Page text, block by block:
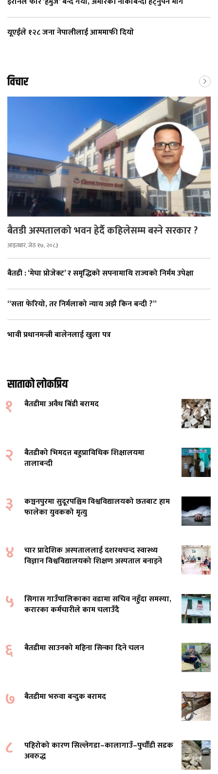
यूएईले १२८ जना नेपालीलाई आममाफी दियाे
विचार
बैतडी अस्पतालको भवन हेर्दै कहिलेसम्म बस्ने सरकार ?
आइतबार, जेठ १७, २०८३
बैतडी : ‘मेघा प्रोजेक्ट’ र समृद्धिको सपनामाथि राज्यको निर्मम उपेक्षा
“सत्ता फेरियो, तर निर्मलाको न्याय अझै किन बन्दी ?”
भावी प्रधानमन्त्री बालेनलाई खुला पत्र
साताको लोकप्रिय
१ बैतडीमा अवैध बिँडी बरामद
२
बैतडीको भिमदत्त बहुप्राविधिक शिक्षालयमा
तालाबन्दी
३
कञ्चनपुरमा सुदूरपश्चिम विश्वविद्यालयको छतबाट हाम
फालेका युवकको मृत्यु
४
चार प्रादेशिक अस्पताललाई दशरथचन्द स्वास्थ्य
विज्ञान विश्वविद्यालयको शिक्षण अस्पताल बनाइने
५
सिगास गाउँपालिकाका वडामा सचिव नहुँदा समस्या,
करारका कर्मचारीले काम चलाउँदै
६ बैतडीमा साउनको महिना सिन्का दिने चलन
७ बैतडीमा भरुवा बन्दुक बरामद
८
पहिरोको कारण सिल्लेगडा–कालागाउँ–पुर्चौंडी सडक
अवरुद्ध